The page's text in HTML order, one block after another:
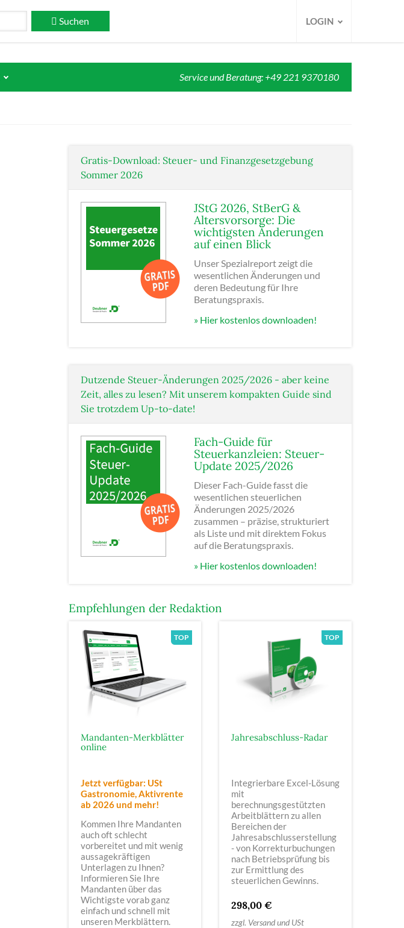
Suchen LOGIN
Service und Beratung: +49 221 9370180
Gratis-Download: Steuer- und Finanzgesetzgebung
Sommer 2026
JStG 2026, StBerG &
Altersvorsorge: Die
wichtigsten Änderungen
auf einen Blick
Unser Spezialreport zeigt die
wesentlichen Änderungen und
deren Bedeutung für Ihre
Beratungspraxis.
» Hier kostenlos downloaden!
Dutzende Steuer-Änderungen 2025/2026 - aber keine
Zeit, alles zu lesen? Mit unserem kompakten Guide sind
Sie trotzdem Up-to-date!
Fach-Guide für
Steuerkanzleien: Steuer-
Update 2025/2026
Dieser Fach-Guide fasst die
wesentlichen steuerlichen
Änderungen 2025/2026
zusammen – präzise, strukturiert
als Liste und mit direktem Fokus
auf die Beratungspraxis.
» Hier kostenlos downloaden!
Empfehlungen der Redaktion
Mandanten-Merkblätter
online
Jetzt verfügbar: USt
Gastronomie, Aktivrente
ab 2026und mehr!
Kommen Ihre Mandanten
auch oft schlecht
vorbereitet und mit wenig
aussagekräftigen
Unterlagen zu Ihnen?
Informieren Sie Ihre
Mandanten über das
Wichtigste vorab ganz
einfach und schnell mit
unseren Merkblättern.
Jahresabschluss-Radar
Integrierbare Excel-Lösung
mit
berechnungsgestützten
Arbeitblättern zu allen
Bereichen der
Jahresabschlusserstellung
- von Korrekturbuchungen
nach Betriebsprüfung bis
zur Ermittlung des
steuerlichen Gewinns.
298,00 €
zzgl. Versand und USt